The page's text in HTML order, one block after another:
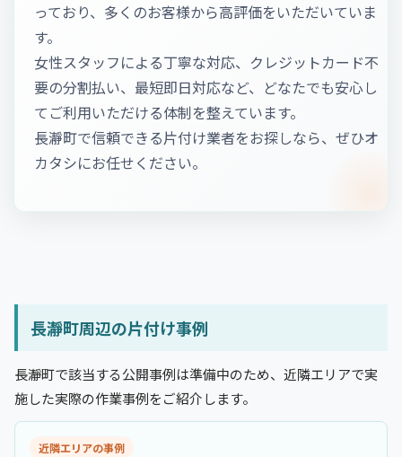
っており、多くのお客様から高評価をいただいていま
す。
女性スタッフによる丁寧な対応、クレジットカード不
要の分割払い、最短即日対応など、どなたでも安心し
てご利用いただける体制を整えています。
長瀞町で信頼できる片付け業者をお探しなら、ぜひオ
カタシにお任せください。
長瀞町周辺の片付け事例
長瀞町で該当する公開事例は準備中のため、近隣エリアで実
施した実際の作業事例をご紹介します。
近隣エリアの事例